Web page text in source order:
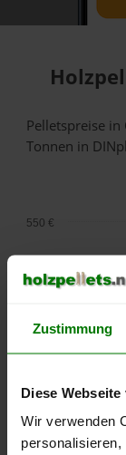
Zustimmung
Diese
Wir verwenden
Pelletspreise
Tonnen in
350 €
550 €